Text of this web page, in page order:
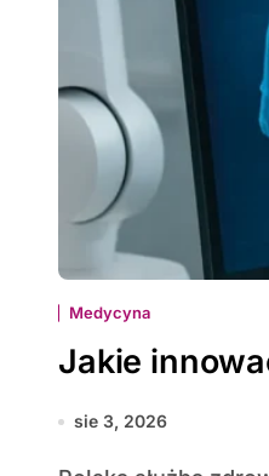
Medycyna
Jakie
sie 3, 2026